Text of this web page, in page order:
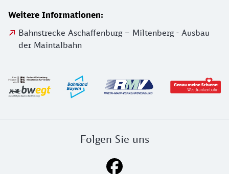
Weitere Informationen:
Bahnstrecke Aschaffenburg – Miltenberg - Ausbau
der Maintalbahn
Logos der Aufgabenträger und
Folgen Sie uns